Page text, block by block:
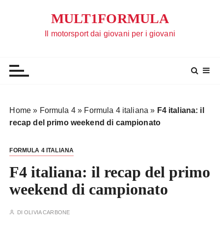
MULT1FORMULA
Il motorsport dai giovani per i giovani
Home » Formula 4» Formula 4 italiana » F4 italiana: il
recap del primo weekend di campionato
FORMULA 4 ITALIANA
F4 italiana: il recap del primo
weekend di campionato
DIOLIVIA CARBONE